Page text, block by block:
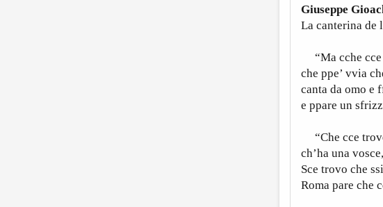
Giuseppe
La canterina de
“Ma cche cce
che ppe’ vvia
canta da omo e
e ppare un
“Che cce
ch’ha una
Sce trovo che
Roma pare che